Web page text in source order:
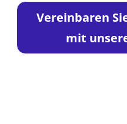
Vereinbaren
mit